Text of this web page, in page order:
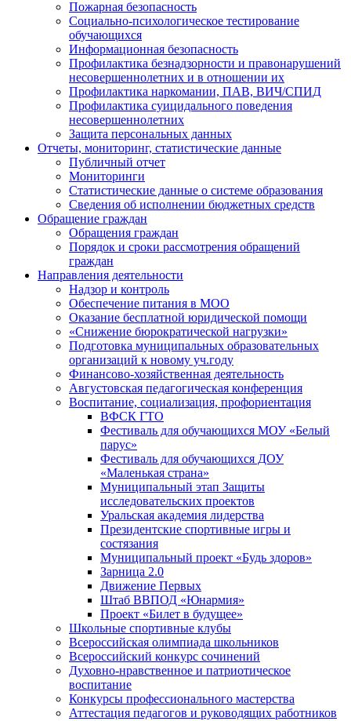
Пожарная безопасность
Социально-психологическое тестирование
обучающихся
Информационная безопасность
Профилактика безнадзорности и правонарушений
несовершеннолетних и в отношении их
Профилактика наркомании, ПАВ, ВИЧ/СПИД
Профилактика суицидального поведения
несовершеннолетних
Защита персональных данных
Отчеты, мониторинг, статистические данные
Публичный отчет
Мониторинги
Статистические данные о системе образования
Сведения об исполнении бюджетных средств
Обращение граждан
Обращения граждан
Порядок и сроки рассмотрения обращений
граждан
Направления деятельности
Надзор и контроль
Обеспечение питания в МОО
Оказание бесплатной юридической помощи
«Снижение бюрократической нагрузки»
Подготовка муниципальных образовательных
организаций к новому уч.году
Финансово-хозяйственная деятельность
Августовская педагогическая конференция
Воспитание, социализация, профориентация
ВФСК ГТО
Фестиваль для обучающихся МОУ «Белый
парус»
Фестиваль для обучающихся ДОУ
«Маленькая страна»
Муниципальный этап Защиты
исследовательских проектов
Уральская академия лидерства
Президентские спортивные игры и
состязания
Муниципальный проект «Будь здоров»
Зарница 2.0
Движение Первых
Штаб ВВПОД «Юнармия»
Проект «Билет в будущее»
Школьные спортивные клубы
Всероссийская олимпиада школьников
Всероссийский конкурс сочинений
Духовно-нравственное и патриотическое
воспитание
Конкурсы профессионального мастерства
Аттестация педагогов и руководящих работников